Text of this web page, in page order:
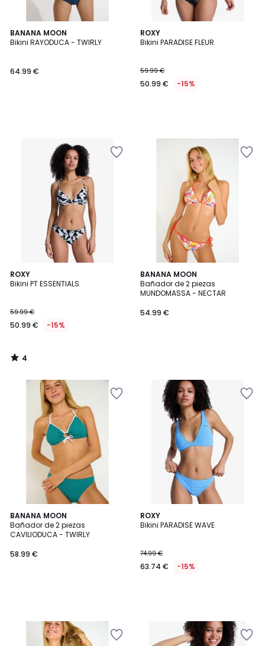
BANANA MOON
Bikini RAYODUCA - TWIRLY
64.99 €
ROXY
Bikini PARADISE FLEUR
59.99 €
50.99 € -15%
ROXY
Bikini PT ESSENTIALS
59.99 €
50.99 € -15%
4
/
4
/
BANANA MOON
Bañador de 2 piezas
MUNDOMASSA - NECTAR
54.99 €
BANANA MOON
Bañador de 2 piezas
CAVILIODUCA - TWIRLY
58.99 €
ROXY
Bikini PARADISE WAVE
74.99 €
63.74 € -15%